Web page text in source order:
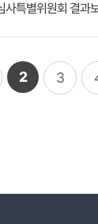
특별위원회 결과
2 3